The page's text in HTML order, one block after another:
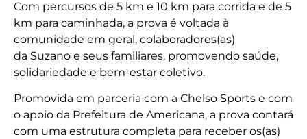
Com percursos de 5 km e 10 km para corrida e de 5
km para caminhada, a prova é voltada à
comunidade em geral, colaboradores(as)
da Suzano e seus familiares, promovendo saúde,
solidariedade e bem-estar coletivo.
Promovida em parceria com a Chelso Sports e com
o apoio da Prefeitura de Americana, a prova contará
com uma estrutura completa para receber os(as)